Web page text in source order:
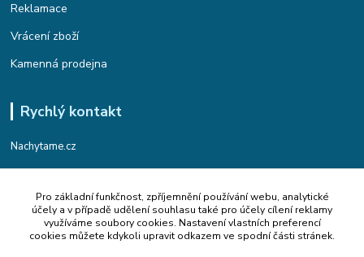
Reklamace
Vrácení zboží
Kamenná prodejna
Rychlý kontakt
Nachytame.cz
Telefon : +420 774 912 435
(Po-Pá, 9:00-17:00 hod.)
Email : info@nachytame.cz
Pro základní funkčnost, zpříjemnění používání webu, analytické
účely a v případě udělení souhlasu také pro účely cílení reklamy
využíváme soubory cookies. Nastavení vlastních preferencí
cookies můžete kdykoli upravit odkazem ve spodní části stránek.